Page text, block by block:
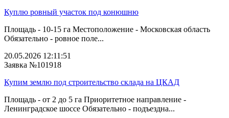
Куплю ровный участок под конюшню
Площадь - 10-15 га Местоположение - Московская область
Обязательно - ровное поле...
20.05.2026 12:11:51
Заявка №101918
Купим землю под строительство склада на ЦКАД
Площадь - от 2 до 5 га Приоритетное направление -
Ленинградское шоссе Обязательно - подъездна...